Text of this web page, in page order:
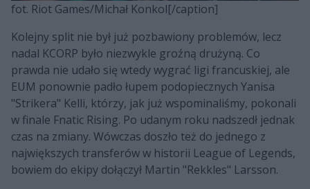
fot. Riot Games/Michał Konkol[/caption]
Kolejny split nie był już pozbawiony problemów, lecz
nadal KCORP było niezwykle groźną drużyną. Co
prawda nie udało się wtedy wygrać ligi francuskiej, ale
EUM ponownie padło łupem podopiecznych Yanisa
"Strikera" Kelli, którzy, jak już wspominaliśmy, pokonali
w finale Fnatic Rising. Po udanym roku nadszedł jednak
czas na zmiany. Wówczas doszło też do jednego z
największych transferów w historii League of Legends,
bowiem do ekipy dołączył Martin "Rekkles" Larsson.